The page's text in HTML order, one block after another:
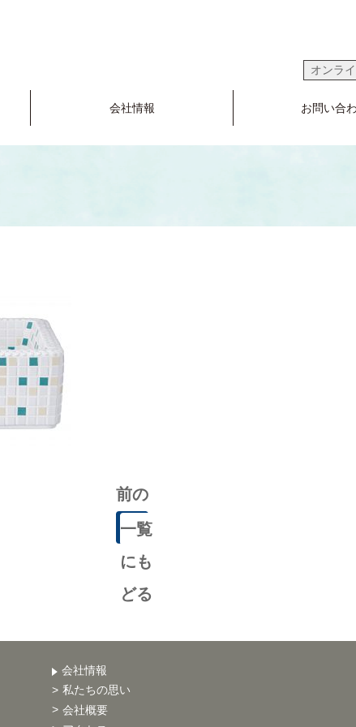
オンラ
会社情報 お問い合
前の
記事
一覧
にも
どる
会社情報
私たちの思い
会社概要